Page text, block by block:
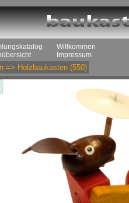
Willkommen
Impressum
=> Holzbaukasten (550)